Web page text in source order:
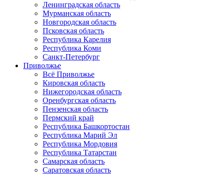
Ленинградская область
Мурманская область
Новгородская область
Псковская область
Республика Карелия
Республика Коми
Санкт-Петербург
Приволжье
Всё Приволжье
Кировская область
Нижегородская область
Оренбургская область
Пензенская область
Пермский край
Республика Башкортостан
Республика Марий Эл
Республика Мордовия
Республика Татарстан
Самарская область
Саратовская область